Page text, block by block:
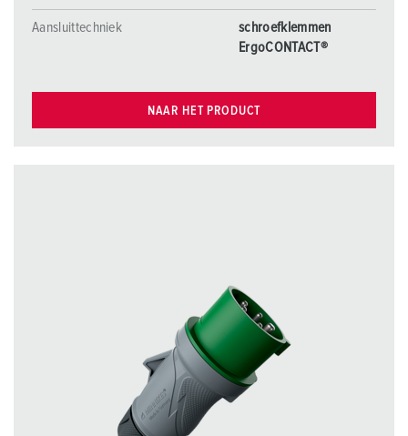
Aansluittechniek
schroefklemmen
ErgoCONTACT®
NAAR HET PRODUCT